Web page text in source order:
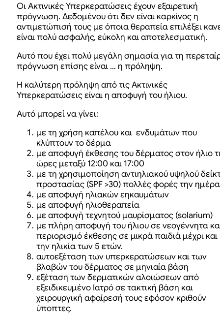
Οι Ακτινικές Υπερκερατώσεις έχουν εξαιρετική
πρόγνωση. Δεδομένου ότι δεν είναι καρκίνος η
αντιμετώπισή τους με όποια θεραπεία επιλέξει
είναι πολύ ασφαλής, εύκολη και αποτελεσματική.
Αυτό που έχει πολύ μεγάλη σημασία για τη
πρόγνωση επίσης είναι … η πρόληψη.
Η καλύτερη πρόληψη από τις Ακτινικές
Υπερκερατώσεις είναι η αποφυγή του ήλιου.
Αυτό μπορεί να γίνει:
με τη χρήση καπέλου και ενδυμάτων που
κλύπτουν το δέρμα
με αποφυγή έκθεσης του δέρματος στον ήλιο
ώρες μεταξύ 12:00 και 17:00
με τη χρησιμοποίηση αντιηλιακού υψηλού
προστασίας (SPF >30) πολλές φορές την ημέρα
με αποφυγή ηλιακών εηκαυμάτων
με αποφυγή ηλιοθεραπεία
με αποφυγή τεχνητού μαυρίσματος (solarium)
με πλήρη αποφυγή του ήλιου σε νεογέννητα
περιορισμό έκθεσης σε μικρά παιδιά μέχρι και
την ηλικία των 5 ετών.
αυτοεξέταση των υπερκερατώσεων και των
βλαβών του δέρματος σε μηνιαία βάση
εξέταση των δερματικών αλοιώσεων από
εξειδικευμένο Ιατρό σε τακτική βάση και
χειρουργική αφαίρεσή τους εφόσον κριθούν
ύποπτες.